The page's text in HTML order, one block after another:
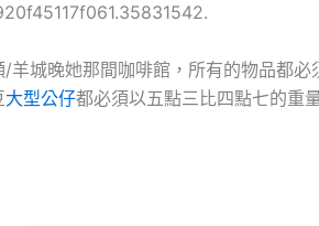
羊城晚她那間咖啡館，所有的物品都
大型公仔都必須以五點三比四點七的重